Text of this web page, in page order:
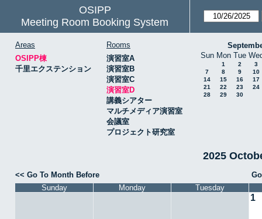
OSIPP
Meeting Room Booking System
Areas
OSIPP棟
千里エクステンション
Rooms
演習室A
演習室B
演習室C
演習室D
講義シアター
マルチメディア演習室
会議室
プロジェクト研究室
Sun Mon Tue
1 2
3
7
8 9
10
14
15 16
17
21
22 23
24
28
29 30
2025
<< Go To Month Before
Sunday
Monday Tuesday
1